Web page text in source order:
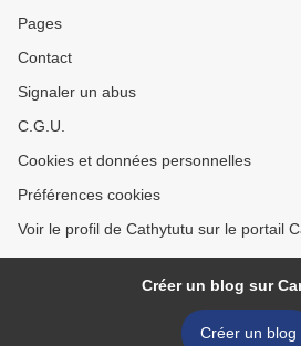
Pages
Contact
Signaler un abus
C.G.U.
Cookies et données personnelles
Préférences cookies
Voir le profil de Cathytutu sur le portail
Créer un blog sur
Créer un blog